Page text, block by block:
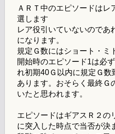
ＡＲＴ中のエピソードはレ
選します
レア役引いていないのであ
になります。
規定Ｇ数にはショート・ミ
開始時のエピソード1は必
れ初期40Ｇ以内に規定Ｇ数
あります。おそらく最終Ｇ
いたと思われます。
エピソードはギアスＲ２の
に突入した時点で当否が決